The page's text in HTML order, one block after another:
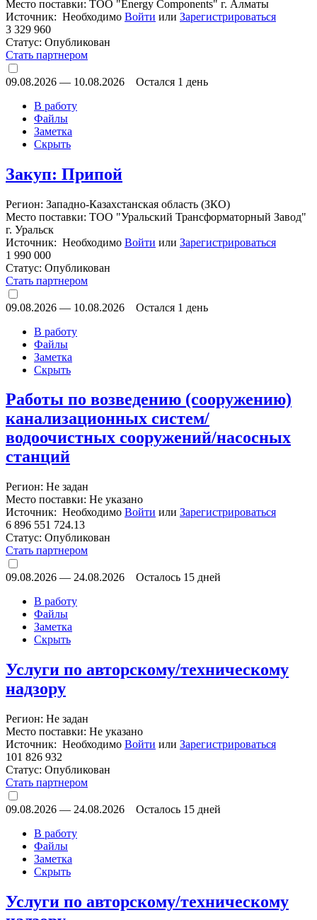
Место поставки: ТОО "Energy Components" г. Алматы
Источник: Необходимо Войти или Зарегистрироваться
3 329 960
Статус: Опубликован
Стать партнером
09.08.2026 — 10.08.2026
Остался 1 день
В работу
Файлы
Заметка
Скрыть
Закуп: Припой
Регион: Западно-Казахстанская область (ЗКО)
Место поставки: ТОО "Уральский Трансформаторный Завод"
г. Уральск
Источник: Необходимо Войти или Зарегистрироваться
1 990 000
Статус: Опубликован
Стать партнером
09.08.2026 — 10.08.2026
Остался 1 день
В работу
Файлы
Заметка
Скрыть
Работы по возведению (сооружению)
канализационных систем/
водоочистных сооружений/насосных
станций
Регион: Не задан
Место поставки: Не указано
Источник: Необходимо Войти или Зарегистрироваться
6 896 551 724.13
Статус: Опубликован
Стать партнером
09.08.2026 — 24.08.2026
Осталось 15 дней
В работу
Файлы
Заметка
Скрыть
Услуги по авторскому/техническому
надзору
Регион: Не задан
Место поставки: Не указано
Источник: Необходимо Войти или Зарегистрироваться
101 826 932
Статус: Опубликован
Стать партнером
09.08.2026 — 24.08.2026
Осталось 15 дней
В работу
Файлы
Заметка
Скрыть
Услуги по авторскому/техническому